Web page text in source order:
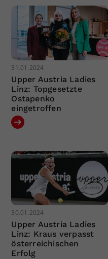
31.01.2024
Upper Austria Ladies
Linz: Topgesetzte
Ostapenko
eingetroffen
30.01.2024
Upper Austria Ladies
Linz: Kraus verpasst
österreichischen
Erfolg